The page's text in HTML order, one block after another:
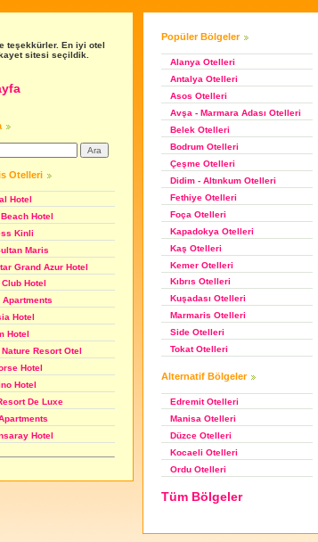
teşekkürler. En iyi otel
sitesi seçildik.
Otelleri
Hotel
Hotel
Kinli
Maris
Grand Azur Hotel
Hotel
Apartments
Hotel
Hotel
Resort Otel
Hotel
Hotel
De Luxe
Hotel
Popüler Bölgeler
Alanya Otelleri
Antalya Otelleri
Asos Otelleri
Avşa - Marmara Adası Otelleri
Belek Otelleri
Bodrum Otelleri
Çeşme Otelleri
Didim - Altınkum Otelleri
Fethiye Otelleri
Foça Otelleri
Kapadokya Otelleri
Kaş Otelleri
Kemer Otelleri
Kıbrıs Otelleri
Kuşadası Otelleri
Marmaris Otelleri
Side Otelleri
Tokat Otelleri
Alternatif Bölgeler
Edremit Otelleri
Manisa Otelleri
Düzce Otelleri
Kocaeli Otelleri
Ordu Otelleri
Tüm Bölgeler